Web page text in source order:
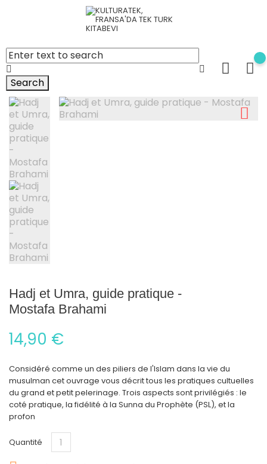
Search
Hadj et Umra, guide pratique -
Mostafa Brahami
14,90 €
Considéré comme un des piliers de l'Islam dans la vie du
musulman cet ouvrage vous décrit tous les pratiques cultuelles
du grand et petit pelerinage. Trois aspects sont privilégiés : le
coté pratique, la fidélité à la Sunna du Prophète (PSL), et la
profon
Quantité